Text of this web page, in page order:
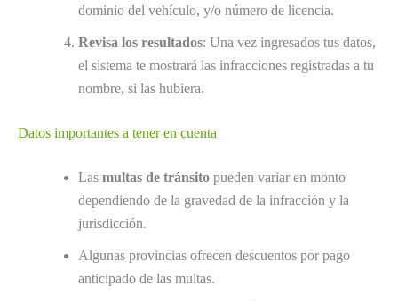
dominio del vehículo, y/o número de licencia.
Revisa los resultados: Una vez ingresados tus datos,
el sistema te mostrará las infracciones registradas a tu
nombre, si las hubiera.
Datos importantes a tener en cuenta
Las multas de tránsito pueden variar en monto
dependiendo de la gravedad de la infracción y la
jurisdicción.
Algunas provincias ofrecen descuentos por pago
anticipado de las multas.